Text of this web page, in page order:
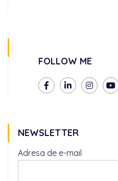
FOLLOW ME
NEWSLETTER
Adresa de e-mail